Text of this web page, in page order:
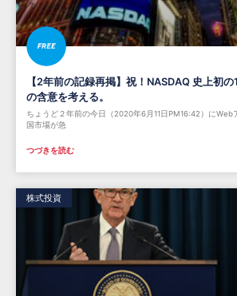
【2年前の記録再掲】祝！NASDAQ 史上初
の含意を考える。
ちょうど２年前の今日（2020年6月11日PM16:42）にWeb
国市場が急
つづきを読む
株式投資